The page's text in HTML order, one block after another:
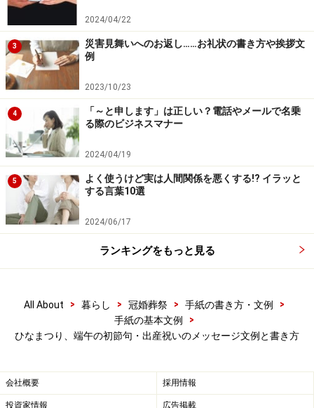
なさいね。
また次回上京した折にでも、ご都合よろしければお邪魔
させてくださいね。
何かお祝いのお品でもと思いましたが、お好きな物を選
んでいただけるのが
一番ですので、ほんの気持ちばかりですがお祝いをお送
りいたします。（※3）。
お父様、お母様、皆様に、どうぞよろしくお伝えくださ
いませ（※4）。
■ポイント・注意点
※1初節句を祝う言葉
※2子どもの成長ぶりをともに願い、楽しむような言葉
※3お祝いの贈り物に添えるひと言
初節句の贈り物には、一般的には、ひな人形や鯉のぼり
などを贈るものですが、贈り物が重なってしまったりす
も多いものです。また、何が好みかわからない場合や好
みの品を選んでほしい場合などはお祝いのお金を贈るこ
2024/04/22
3
災害見舞いへのお返し……お礼状の書き方や挨拶文
例
2023/10/23
4
「～と申します」は正しい？電話やメールで名乗
る際のビジネスマナー
2024/04/19
5
よく使うけど実は人間関係を悪くする!? イラッと
する言葉10選
2024/06/17
ランキングをもっと見る
All About > 暮らし > 冠婚葬祭 > 手紙の書き方・文例
>
手紙の基本文例
>
ひなまつり、端午の初節句・出産祝いのメッセージ文例と書き方
会社概要 採用情報
投資家情報 広告掲載